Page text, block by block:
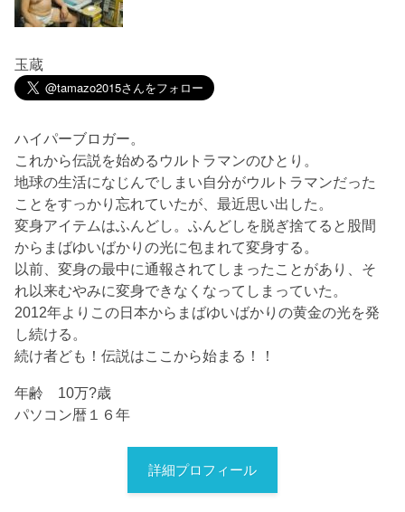
玉蔵
ハイパーブロガー。
これから伝説を始めるウルトラマンのひとり。
地球の生活になじんでしまい自分がウルトラマンだった
ことをすっかり忘れていたが、最近思い出した。
変身アイテムはふんどし。ふんどしを脱ぎ捨てると股間
からまばゆいばかりの光に包まれて変身する。
以前、変身の最中に通報されてしまったことがあり、そ
れ以来むやみに変身できなくなってしまっていた。
2012年よりこの日本からまばゆいばかりの黄金の光を発
し続ける。
続け者ども！伝説はここから始まる！！
年齢 10万?歳
パソコン暦１６年
詳細プロフィール